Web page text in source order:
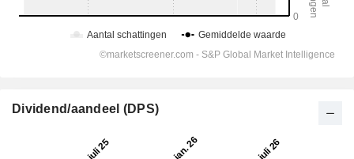
Dividend/aandeel (DPS)